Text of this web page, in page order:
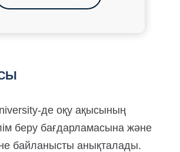
де оқу ақысының
беру бағдарламасына және
байланысты анықталады.